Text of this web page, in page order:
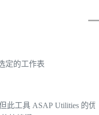
定的工作表
此工具 ASAP Utilities 的优